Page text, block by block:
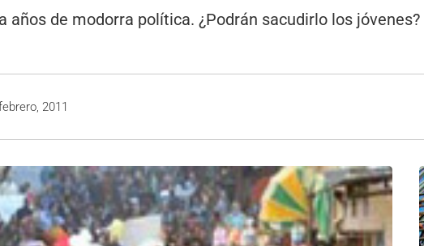
años de modorra política. ¿Podrán sacudirlo los jóvenes?
2011